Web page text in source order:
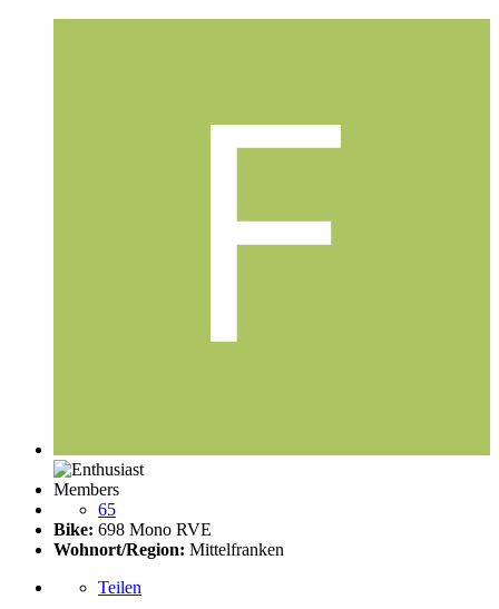
Members
65
Bike: 698 Mono RVE
Wohnort/Region: Mittelfranken
Teilen